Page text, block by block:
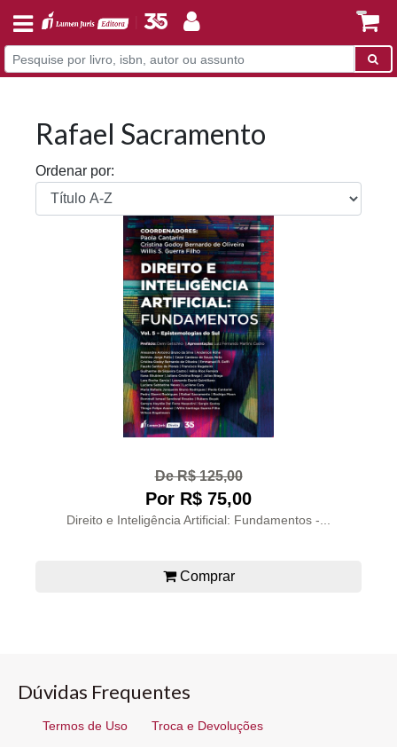
Rafael Sacramento
Ordenar por:
De R$ 125,00
Por R$ 75,00
Direito e Inteligência Artificial: Fundamentos -...
Comprar
Dúvidas Frequentes
Termos de Uso Troca e Devoluções